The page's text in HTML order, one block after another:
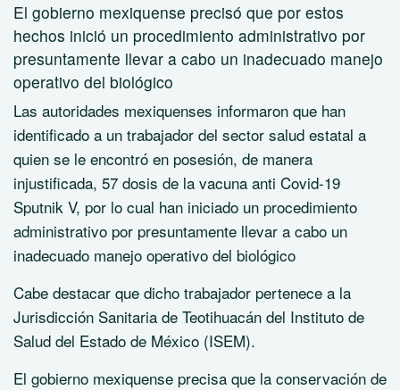
El gobierno mexiquense precisó que por estos
hechos inició un procedimiento administrativo por
presuntamente llevar a cabo un inadecuado manejo
operativo del biológico
Las autoridades mexiquenses informaron que han
identificado a un trabajador del sector salud estatal a
quien se le encontró en posesión, de manera
injustificada, 57 dosis de la vacuna anti Covid-19
Sputnik V, por lo cual han iniciado un procedimiento
administrativo por presuntamente llevar a cabo un
inadecuado manejo operativo del biológico
Cabe destacar que dicho trabajador pertenece a la
Jurisdicción Sanitaria de Teotihuacán del Instituto de
Salud del Estado de México (ISEM).
El gobierno mexiquense precisa que la conservación de